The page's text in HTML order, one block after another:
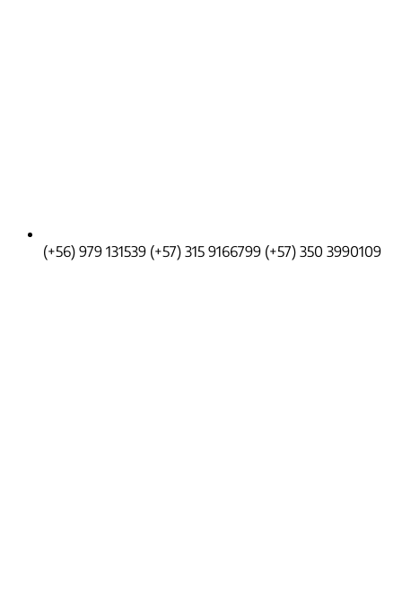
(+56) 979 131539 (+57) 315 9166799 (+57) 350 3990109